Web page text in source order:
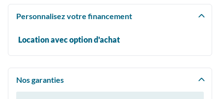
Personnalisez votre financement
Location avec option d'achat
Nos garanties